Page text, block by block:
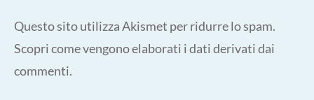
Questo sito utilizza Akismet per ridurre lo spam.
Scopri come vengono elaborati i dati derivati dai
commenti.